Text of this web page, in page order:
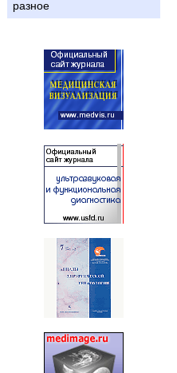
разное